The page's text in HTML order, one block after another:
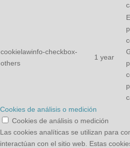
cookielawinfo-checkbox-
others
1 year
Cookies de análisis o medición
Cookies de análisis o medición
Las cookies analíticas se utilizan para
interactúan con el sitio web. Estas